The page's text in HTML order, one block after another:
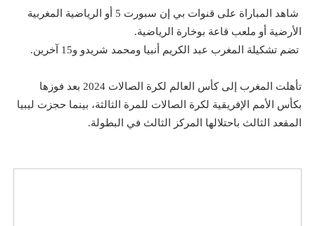
شاهد المباراة على قنوات بي إن سبورت 5 أو الرياضية المغربية
الأرضية أو ملعب قاعة بوخارة الرياضية.
تضم تشكيلة المغرب عبد الكريم أنبيا ومحمد شريدو و15 آخرين.
تأهلت المغرب إلى كأس العالم لكرة الصالات 2024 بعد فوزها
بكأس الأمم الإفريقية لكرة الصالات للمرة الثالثة، بينما حجزت ليبيا
المقعد الثالث باحتلالها المركز الثالث في البطولة.